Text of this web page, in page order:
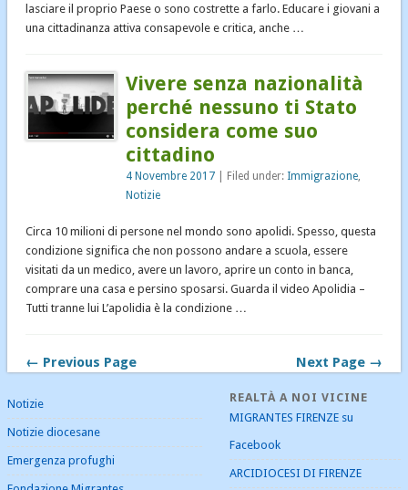
lasciare il proprio Paese o sono costrette a farlo. Educare i giovani a
una cittadinanza attiva consapevole e critica, anche …
Vivere senza nazionalità
perché nessuno ti Stato
considera come suo
cittadino
4 Novembre 2017 | Filed under: Immigrazione
Notizie
Circa 10 milioni di persone nel mondo sono apolidi. Spesso, questa
condizione significa che non possono andare a scuola, essere
visitati da un medico, avere un lavoro, aprire un conto in banca,
comprare una casa e persino sposarsi. Guarda il video Apolidia –
Tutti tranne lui L’apolidia è la condizione …
← Previous Page Next Page →
Notizie
Notizie diocesane
Emergenza profughi
REALTÀ A NOI VICINE
MIGRANTES FIRENZE su
Facebook
ARCIDIOCESI DI FIRENZE